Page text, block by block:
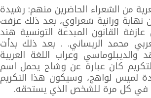
من الشعراء الحاضرين منهم: رشيدة
ورانية شعراوي، بعد ذلك عزفت
القانون المبدعة التونسية هند
محمد الريساني. . بعد ذلك بدأت
وعراب اللغة العربية
كان عبارة عن وشاح يحمل اسم
لميس لواهج، وسيكون هذا التكريم
في كل مرة للشخص الذي يستحقه.